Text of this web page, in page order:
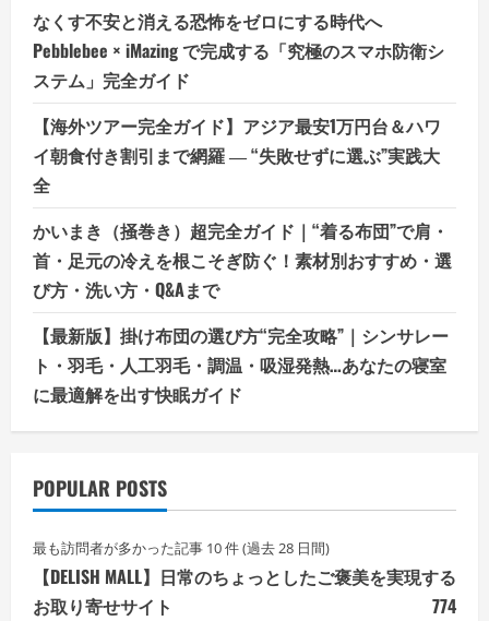
なくす不安と消える恐怖をゼロにする時代へ
Pebblebee × iMazing で完成する「究極のスマホ防衛シ
ステム」完全ガイド
【海外ツアー完全ガイド】アジア最安1万円台＆ハワ
イ朝食付き割引まで網羅 ― “失敗せずに選ぶ”実践大
全
かいまき（掻巻き）超完全ガイド｜“着る布団”で肩・
首・足元の冷えを根こそぎ防ぐ！素材別おすすめ・選
び方・洗い方・Q&Aまで
【最新版】掛け布団の選び方“完全攻略”｜シンサレー
ト・羽毛・人工羽毛・調温・吸湿発熱…あなたの寝室
に最適解を出す快眠ガイド
POPULAR POSTS
最も訪問者が多かった記事 10 件 (過去 28 日間)
【DELISH MALL】日常のちょっとしたご褒美を実現する
お取り寄せサイト
774